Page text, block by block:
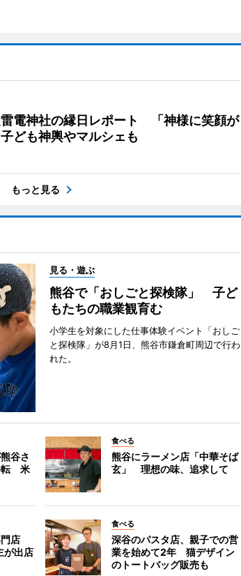
電神社の縁日レポート 「神様に笑顔が
ども神輿やマルシェも
もっと見る
見る・遊ぶ
熊谷で「おしごと探検隊」 子ど
もたちの職業観育む
小学生を対象にした仕事体験イベント「おしご
と探検隊」が8月1日、熊谷市鎌倉町周辺で行わ
れた。
谷さ
転 米
食べる
熊谷にラーメン店「中華そば
玄」 理想の味、追求して
門店
が出店
食べる
深谷のパスタ店、親子での営
業を始めて2年 猫デザイン
のトートバッグ販売も